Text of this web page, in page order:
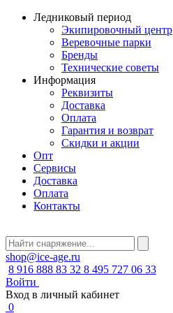
Ледниковый период
Экипировочный центр
Веревочные парки
Бренды
Технические советы
Информация
Реквизиты
Доставка
Оплата
Гарантия и возврат
Скидки и акции
Опт
Сервисы
Доставка
Оплата
Контакты
shop@ice-age.ru
8 916 888 83 32 8 495 727 06 33
Войти
Вход в личный кабинет
0